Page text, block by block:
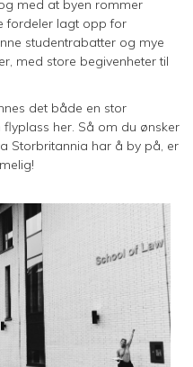
med at byen rommer
fordeler lagt opp for
studentrabatter og mye
med store begivenheter til
det både en stor
her. Så om du ønsker
Storbritannia har å by på, er